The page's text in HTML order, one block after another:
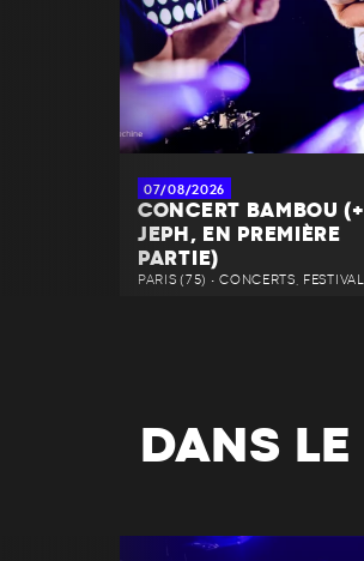
07/08/2026
CONCERT BAMBOU (+
JEPH, EN PREMIÈRE
PARTIE)
PARIS (75) • CONCERTS,
DANS